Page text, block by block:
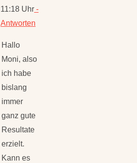
11:18 Uhr -
Antworten
Hallo
Moni, also
ich habe
bislang
immer
ganz gute
Resultate
erzielt.
Kann es